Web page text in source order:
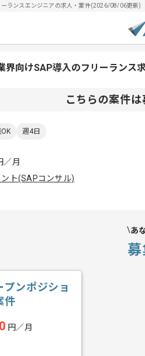
ーランスエンジニアの求人・案件(2026/08/06更新)
界向けSAP導入のフリーランス
こちらの案件
週4日
／月
ント(SAPコンサル)
あ
プンポジショ
件
円／月